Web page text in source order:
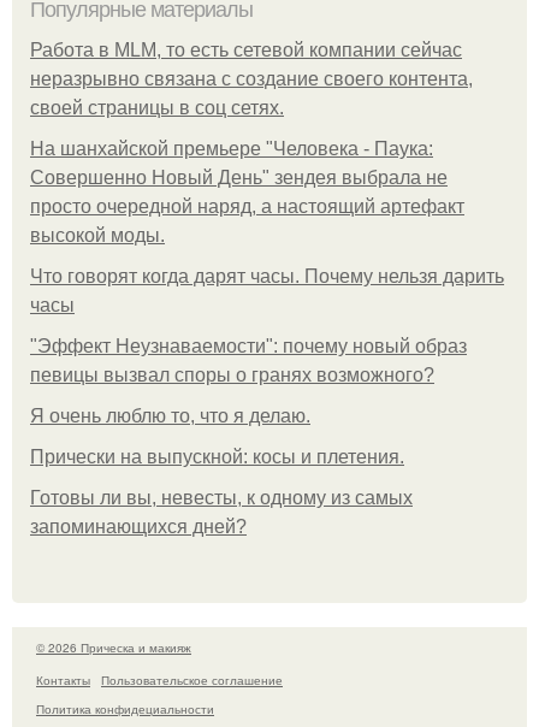
Популярные материалы
Работа в MLM, то есть сетевой компании сейчас
неразрывно связана с создание своего контента,
своей страницы в соц сетях.
На шанхайской премьере "Человека - Паука:
Совершенно Новый День" зендея выбрала не
просто очередной наряд, а настоящий артефакт
высокой моды.
Что говорят когда дарят часы. Почему нельзя дарить
часы
"Эффект Неузнаваемости": почему новый образ
певицы вызвал споры о гранях возможного?
Я очень люблю то, что я делаю.
Прически на выпускной: косы и плетения.
Готовы ли вы, невесты, к одному из самых
запоминающихся дней?
© 2026 Прическа и макияж
Контакты
Пользовательское соглашение
Политика конфидециальности